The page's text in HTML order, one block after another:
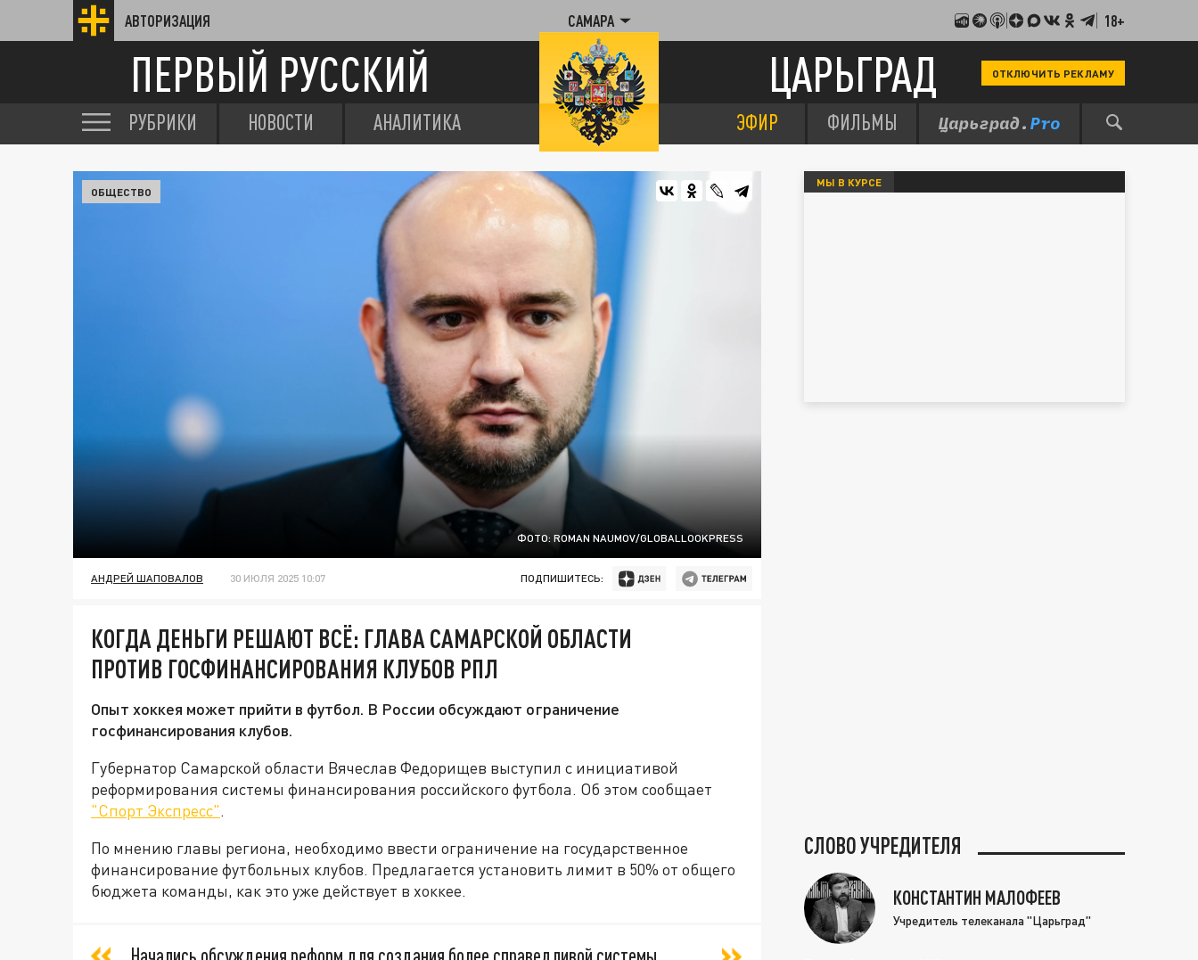
АВТОРИЗАЦИЯ САМАРА 18+
ПЕРВЫЙ РУССКИЙ ЦАРЬГРАД ОТКЛЮЧИТЬ РЕКЛАМУ
РУБРИКИ НОВОСТИ АНАЛИТИКА ЭФИР ФИЛЬМЫ
ФОТО: ROMAN NAUMOV/GLOBALLOOKPRESS
ОБЩЕСТВО
АНДРЕЙ ШАПОВАЛОВ 30 ИЮЛЯ 2025 10:07 ПОДПИШИТЕСЬ:
КОГДА ДЕНЬГИ РЕШАЮТ ВСЁ: ГЛАВА САМАРСКОЙ ОБЛАСТИ
ПРОТИВ ГОСФИНАНСИРОВАНИЯ КЛУБОВ РПЛ
Опыт хоккея может прийти в футбол. В России обсуждают ограничение
госфинансирования клубов.
Губернатор Самарской области Вячеслав Федорищев выступил с инициативой
реформирования системы финансирования российского футбола. Об этом сообщает
"Спорт Экспресс".
По мнению главы региона, необходимо ввести ограничение на государственное
финансирование футбольных клубов. Предлагается установить лимит в 50% от общего
бюджета команды, как это уже действует в хоккее.
МЫ В КУРСЕ
СЛОВО УЧРЕДИТЕЛЯ
КОНСТАНТИН МАЛОФЕЕВ
Учредитель телеканала "Царьград"